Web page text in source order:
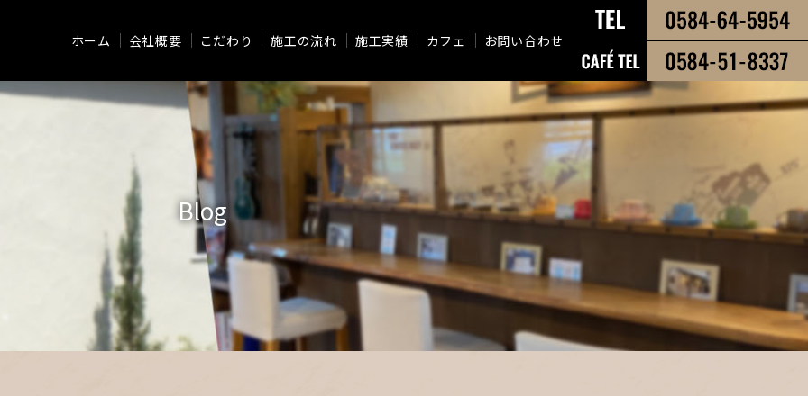
ホーム 会社概要 こだわり 施工の流れ 施工実績 カフェ お問い合わせ
Blog